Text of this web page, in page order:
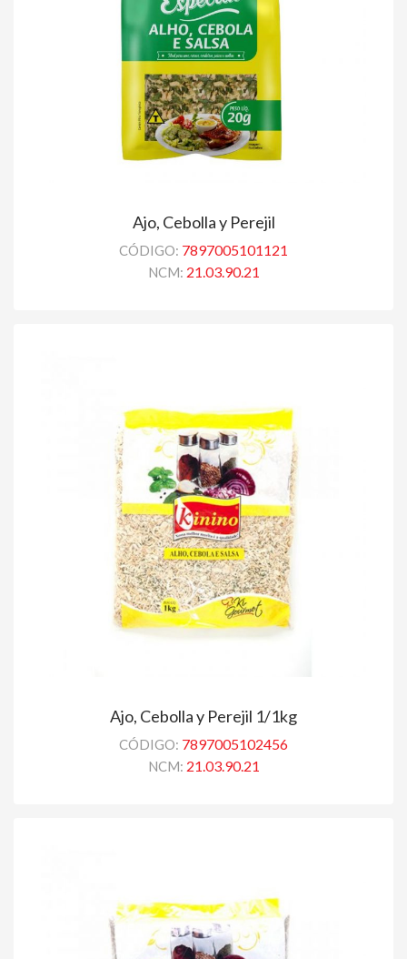
Ajo, Cebolla y Perejil
CÓDIGO: 7897005101121
NCM: 21.03.90.21
Ajo, Cebolla y Perejil 1/1kg
CÓDIGO: 7897005102456
NCM: 21.03.90.21